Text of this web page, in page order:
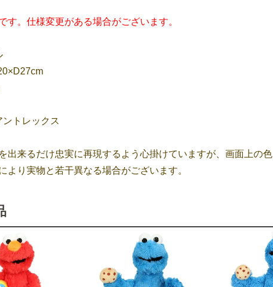
す。仕様変更がある場合がございます。
ントレックス
出来るだけ忠実に再現するよう心掛けていますが、画面上の色
より実物と若干異なる場合がございます。